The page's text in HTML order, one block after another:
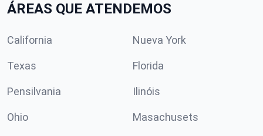
ÁREAS QUE ATENDEMOS
California Nueva York
Texas Florida
Pensilvania Ilinóis
Ohio Masachusets